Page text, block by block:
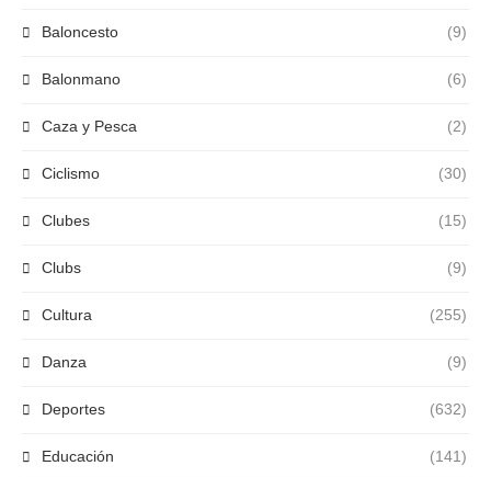
Baloncesto (9)
Balonmano (6)
Caza y Pesca (2)
Ciclismo (30)
Clubes (15)
Clubs (9)
Cultura (255)
Danza (9)
Deportes (632)
Educación (141)